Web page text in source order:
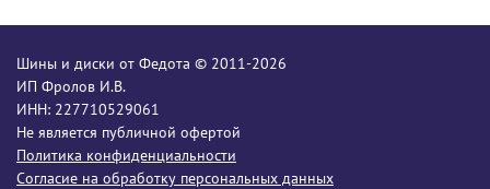
Шины и диски от Федота © 2011-2026
ИП Фролов И.В.
ИНН: 227710529061
Не является публичной офертой
Политика конфиденциальности
Согласие на обработку персональных данных